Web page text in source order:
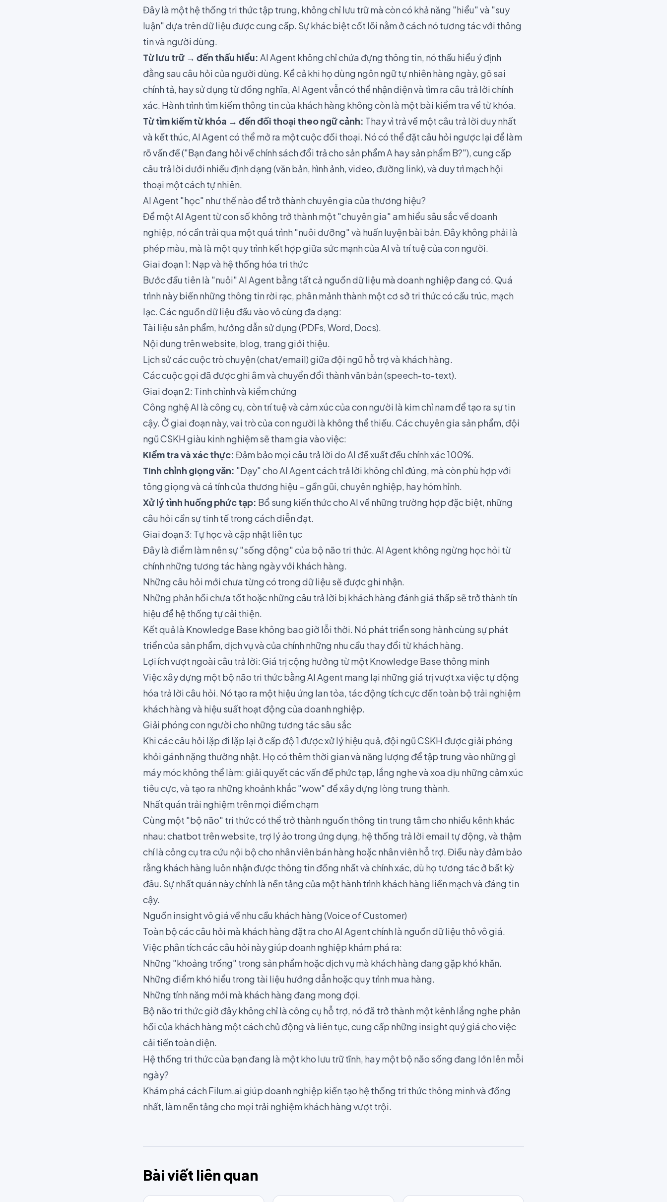
Đây là một hệ thống tri thức tập trung, không chỉ lưu trữ mà còn có khả năng "hiểu" và "suy
luận" dựa trên dữ liệu được cung cấp. Sự khác biệt cốt lõi nằm ở cách nó tương tác với thông
tin và người dùng.
Từ lưu trữ → đến thấu hiểu: AI Agent không chỉ chứa đựng thông tin, nó thấu hiểu ý định
đằng sau câu hỏi của người dùng. Kể cả khi họ dùng ngôn ngữ tự nhiên hàng ngày, gõ sai
chính tả, hay sử dụng từ đồng nghĩa, AI Agent vẫn có thể nhận diện và tìm ra câu trả lời chính
xác. Hành trình tìm kiếm thông tin của khách hàng không còn là một bài kiểm tra về từ khóa.
Từ tìm kiếm từ khóa → đến đối thoại theo ngữ cảnh: Thay vì trả về một câu trả lời duy nhất
và kết thúc, AI Agent có thể mở ra một cuộc đối thoại. Nó có thể đặt câu hỏi ngược lại để làm
rõ vấn đề ("Bạn đang hỏi về chính sách đổi trả cho sản phẩm A hay sản phẩm B?"), cung cấp
câu trả lời dưới nhiều định dạng (văn bản, hình ảnh, video, đường link), và duy trì mạch hội
thoại một cách tự nhiên.
AI Agent "học" như thế nào để trở thành chuyên gia của thương hiệu?
Để một AI Agent từ con số không trở thành một "chuyên gia" am hiểu sâu sắc về doanh
nghiệp, nó cần trải qua một quá trình "nuôi dưỡng" và huấn luyện bài bản. Đây không phải là
phép màu, mà là một quy trình kết hợp giữa sức mạnh của AI và trí tuệ của con người.
Giai đoạn 1: Nạp và hệ thống hóa tri thức
Bước đầu tiên là "nuôi" AI Agent bằng tất cả nguồn dữ liệu mà doanh nghiệp đang có. Quá
trình này biến những thông tin rời rạc, phân mảnh thành một cơ sở tri thức có cấu trúc, mạch
lạc. Các nguồn dữ liệu đầu vào vô cùng đa dạng:
Tài liệu sản phẩm, hướng dẫn sử dụng (PDFs, Word, Docs).
Nội dung trên website, blog, trang giới thiệu.
Lịch sử các cuộc trò chuyện (chat/email) giữa đội ngũ hỗ trợ và khách hàng.
Các cuộc gọi đã được ghi âm và chuyển đổi thành văn bản (speech-to-text).
Giai đoạn 2: Tinh chỉnh và kiểm chứng
Công nghệ AI là công cụ, còn trí tuệ và cảm xúc của con người là kim chỉ nam để tạo ra sự tin
cậy. Ở giai đoạn này, vai trò của con người là không thể thiếu. Các chuyên gia sản phẩm, đội
ngũ CSKH giàu kinh nghiệm sẽ tham gia vào việc:
Kiểm tra và xác thực: Đảm bảo mọi câu trả lời do AI đề xuất đều chính xác 100%.
Tinh chỉnh giọng văn: "Dạy" cho AI Agent cách trả lời không chỉ đúng, mà còn phù hợp với
tông giọng và cá tính của thương hiệu – gần gũi, chuyên nghiệp, hay hóm hỉnh.
Xử lý tình huống phức tạp: Bổ sung kiến thức cho AI về những trường hợp đặc biệt, những
câu hỏi cần sự tinh tế trong cách diễn đạt.
Giai đoạn 3: Tự học và cập nhật liên tục
Đây là điểm làm nên sự "sống động" của bộ não tri thức. AI Agent không ngừng học hỏi từ
chính những tương tác hàng ngày với khách hàng.
Những câu hỏi mới chưa từng có trong dữ liệu sẽ được ghi nhận.
Những phản hồi chưa tốt hoặc những câu trả lời bị khách hàng đánh giá thấp sẽ trở thành tín
hiệu để hệ thống tự cải thiện.
Kết quả là Knowledge Base không bao giờ lỗi thời. Nó phát triển song hành cùng sự phát
triển của sản phẩm, dịch vụ và của chính những nhu cầu thay đổi từ khách hàng.
Lợi ích vượt ngoài câu trả lời: Giá trị cộng hưởng từ một Knowledge Base thông minh
Việc xây dựng một bộ não tri thức bằng AI Agent mang lại những giá trị vượt xa việc tự động
hóa trả lời câu hỏi. Nó tạo ra một hiệu ứng lan tỏa, tác động tích cực đến toàn bộ trải nghiệm
khách hàng và hiệu suất hoạt động của doanh nghiệp.
Giải phóng con người cho những tương tác sâu sắc
Khi các câu hỏi lặp đi lặp lại ở cấp độ 1 được xử lý hiệu quả, đội ngũ CSKH được giải phóng
khỏi gánh nặng thường nhật. Họ có thêm thời gian và năng lượng để tập trung vào những gì
máy móc không thể làm: giải quyết các vấn đề phức tạp, lắng nghe và xoa dịu những cảm xúc
tiêu cực, và tạo ra những khoảnh khắc "wow" để xây dựng lòng trung thành.
Nhất quán trải nghiệm trên mọi điểm chạm
Cùng một "bộ não" tri thức có thể trở thành nguồn thông tin trung tâm cho nhiều kênh khác
nhau: chatbot trên website, trợ lý ảo trong ứng dụng, hệ thống trả lời email tự động, và thậm
chí là công cụ tra cứu nội bộ cho nhân viên bán hàng hoặc nhân viên hỗ trợ. Điều này đảm bảo
rằng khách hàng luôn nhận được thông tin đồng nhất và chính xác, dù họ tương tác ở bất kỳ
đâu. Sự nhất quán này chính là nền tảng của một hành trình khách hàng liền mạch và đáng tin
cậy.
Nguồn insight vô giá về nhu cầu khách hàng (Voice of Customer)
Toàn bộ các câu hỏi mà khách hàng đặt ra cho AI Agent chính là nguồn dữ liệu thô vô giá.
Việc phân tích các câu hỏi này giúp doanh nghiệp khám phá ra:
Những "khoảng trống" trong sản phẩm hoặc dịch vụ mà khách hàng đang gặp khó khăn.
Những điểm khó hiểu trong tài liệu hướng dẫn hoặc quy trình mua hàng.
Những tính năng mới mà khách hàng đang mong đợi.
Bộ não tri thức giờ đây không chỉ là công cụ hỗ trợ, nó đã trở thành một kênh lắng nghe phản
hồi của khách hàng một cách chủ động và liên tục, cung cấp những insight quý giá cho việc
cải tiến toàn diện.
Hệ thống tri thức của bạn đang là một kho lưu trữ tĩnh, hay một bộ não sống đang lớn lên mỗi
ngày?
Khám phá cách Filum.ai giúp doanh nghiệp kiến tạo hệ thống tri thức thông minh và đồng
nhất, làm nền tảng cho mọi trải nghiệm khách hàng vượt trội.
Bài viết liên quan